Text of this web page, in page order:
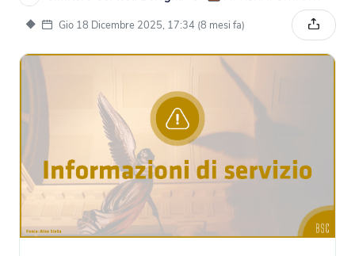
◆
Gio 18 Dicembre 2025, 17:34 (8 mesi fa)